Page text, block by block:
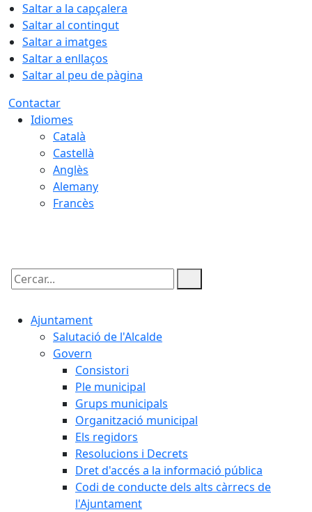
Saltar a la capçalera
Saltar al contingut
Saltar a imatges
Saltar a enllaços
Saltar al peu de pàgina
Contactar
Idiomes
Català
Castellà
Anglès
Alemany
Francès
Cercar:
Ajuntament
Salutació de l'Alcalde
Govern
Consistori
Ple municipal
Grups municipals
Organització municipal
Els regidors
Resolucions i Decrets
Dret d'accés a la informació pública
Codi de conducte dels alts càrrecs de
l'Ajuntament